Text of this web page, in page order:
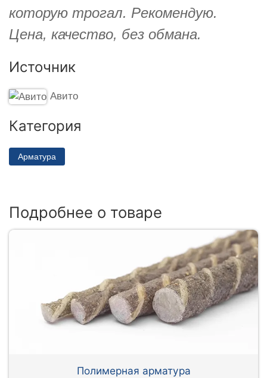
которую трогал. Рекомендую.
Цена, качество, без обмана.
Источник
Авито
Категория
Арматура
Подробнее о товаре
Полимерная арматура